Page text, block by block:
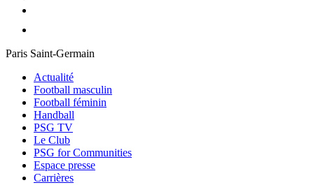
Paris Saint-Germain
Actualité
Football masculin
Football féminin
Handball
PSG TV
Le Club
PSG for Communities
Espace presse
Carrières